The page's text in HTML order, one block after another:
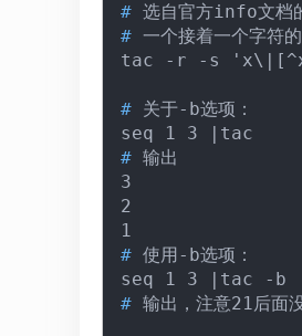
# 选自官方info文档
# 一个接着一个字符
# 关于-b选项：
# 输出
3
2
# 使用-b选项：
# 输出，注意21后面